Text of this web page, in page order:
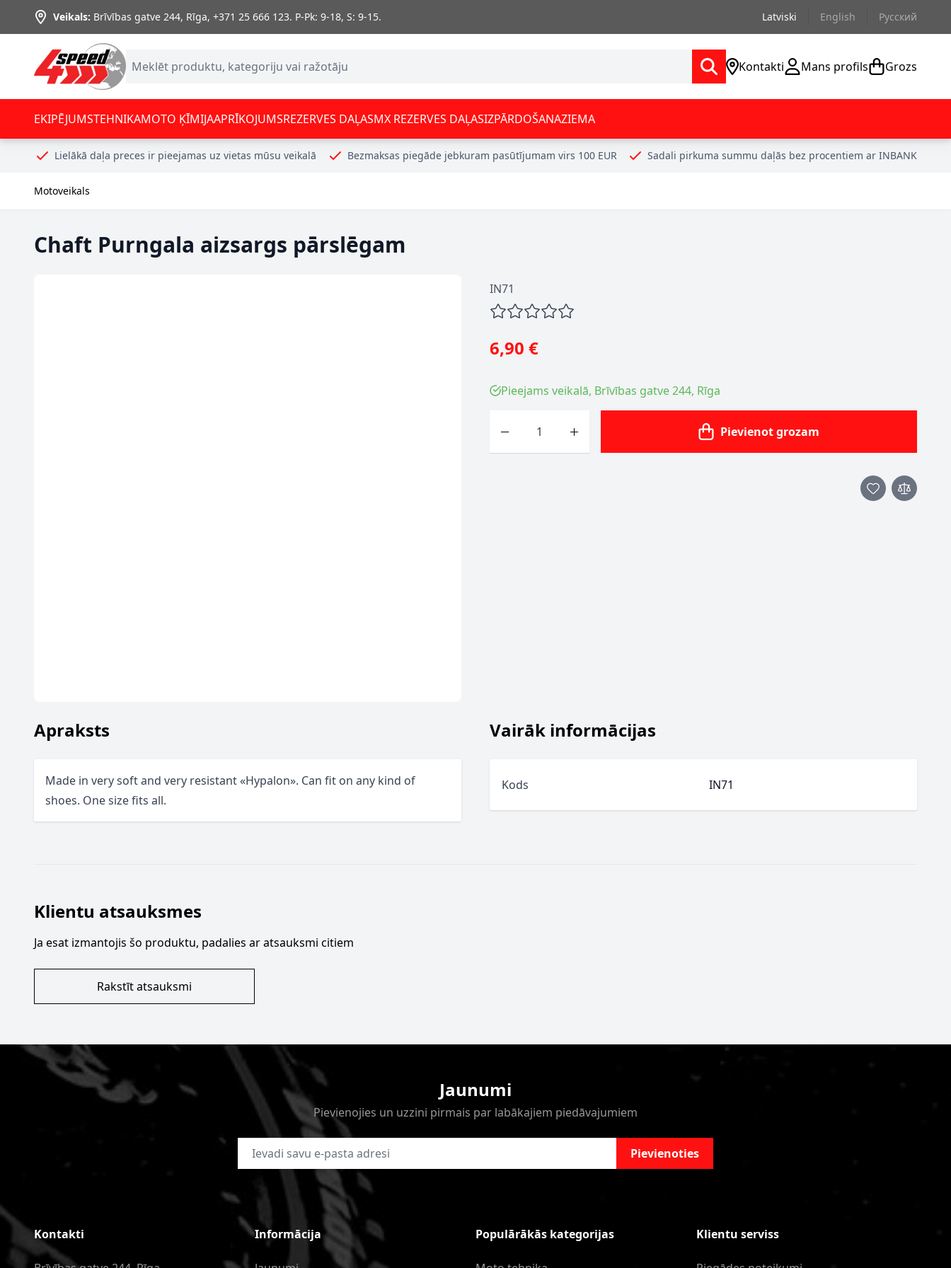
Skip to Content
Veikals: Brīvības gatve 244, Rīga, +371 25 666 123. P-Pk: 9-18, S: 9-15. Latviski English Русский
Kontakti Mans profils Grozs
EKIPĒJUMSTEHNIKAMOTO ĶĪMIJAAPRĪKOJUMSREZERVES DAĻASMX REZERVES DAĻASIZPĀRDOŠANAZIEMA
Lielākā daļa preces ir pieejamas uz vietas mūsu veikalā Bezmaksas piegāde jebkuram pasūtījumam virs 100 EUR Sadali pirkuma summu daļās bez procentiem ar INBANK
Motoveikals
Chaft Purngala aizsargs pārslēgam
IN71
6,90 €
Pieejams veikalā, Brīvības gatve 244, Rīga
Pievienot grozam
Apraksts
Made in very soft and very resistant «Hypalon». Can fit on any kind of
shoes. One size fits all.
Vairāk informācijas
Kods IN71
Klientu atsauksmes
Ja esat izmantojis šo produktu, padalies ar atsauksmi citiem
Rakstīt atsauksmi
Jaunumi
Pievienojies un uzzini pirmais par labākajiem piedāvajumiem
E-pasta adrese Pievienoties
Kontakti Informācija Populārākās kategorijas Klientu serviss